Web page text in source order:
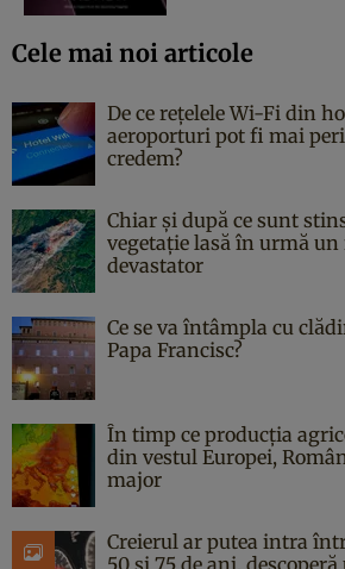
Cele mai noi articole
De ce rețelele Wi-Fi din
aeroporturi pot fi mai
credem?
Chiar și după ce sunt
vegetație lasă în urmă un
devastator
Ce se va întâmpla cu
Papa Francisc?
În timp ce producția
din vestul Europei,
major
Creierul ar putea intra
50 și 75 de ani,